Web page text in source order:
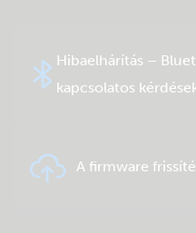
Hibaelhárítás –
kapcsolatos
A firmware